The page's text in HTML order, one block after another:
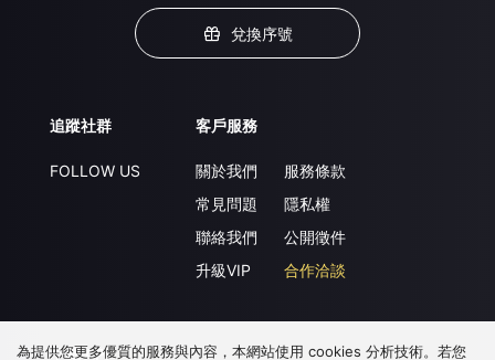
兌換序號
追蹤社群
FOLLOW US
客戶服務
關於我們
常見問題
聯絡我們
升級VIP
服務條款
隱私權
公開徵件
合作洽談
下載 APP
為提供您更多優質的服務與內容，本網站使用 cookies 分析技術。若您